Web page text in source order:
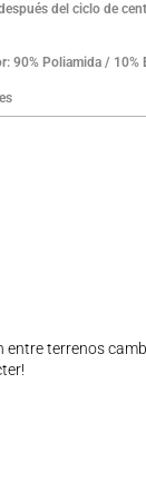
del ciclo de
90% Poliamida / 10%
terrenos